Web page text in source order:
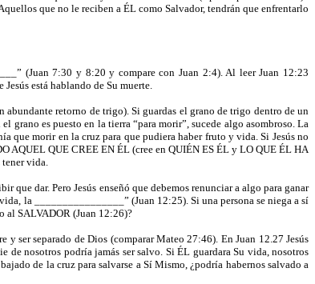
que no le reciben a ÉL como Salvador, tendrán que enfrentarlo
(Juan 7:30 y 8:20 y compare con Juan 2:4). Al leer Juan 12:23
está hablando de Su muerte.
retorno de trigo). Si guardas el grano de trigo dentro de un
grano es puesto en la tierra “para morir”, sucede algo asombroso. La
que morir en la cruz para que pudiera haber fruto y vida. Si Jesús no
AQUEL QUE CREE EN ÉL (cree en QUIÉN ES ÉL y LO QUE ÉL HA
tener vida.
que dar. Pero Jesús enseñó que debemos renunciar a algo para ganar
la ________________” (Juan 12:25). Si una persona se niega a sí
al SALVADOR (Juan 12:26)?
ser separado de Dios (comparar Mateo 27:46). En Juan 12.27 Jesús
de nosotros podría jamás ser salvo. Si ÉL guardara Su vida, nosotros
de la cruz para salvarse a Sí Mismo, ¿podría habernos salvado a